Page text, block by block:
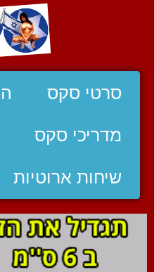
סרטי סקס
מדריכי סקס
שיחות ארוטיות